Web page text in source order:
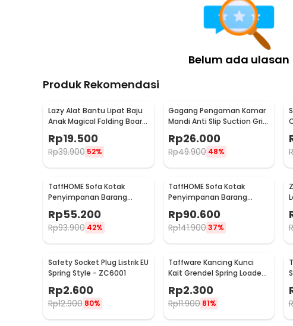
Rincian yang Anda dapatkan untuk pembelian produk ini:
10 x RYLY Kulit Sintetis Tambal Sofa Adhesive Patch
Belum ada ulasan
Produk Rekomendasi
Lazy Alat Bantu Lipat Baju
Anak Magical Folding Board
Rp19.500
Rp39.900 52%
Gagang Pengaman Kamar
Mandi Anti Slip Suction Grip
Handle Safety - SG-188
Rp26.000
Rp49.900 48%
TaffHOME Sofa Kotak
Penyimpanan Barang
30x30x30cm - L170
Rp55.200
Rp93.900 42%
TaffHOME Sofa Kotak
Penyimpanan Barang
Foldable Storage Box
48x30x30cm - L170
Rp90.600
Rp141.90037%
Safety Socket Plug Listrik EU
Spring Style - ZC6001
Rp2.600
Rp12.900 80%
Taffware Kancing Kunci
Kait Grendel Spring Loaded
Latch Catch Hasp - KAK-
J107
Rp2.300
Rp11.900 81%